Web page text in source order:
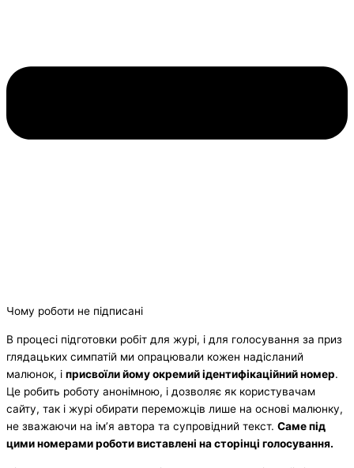
Чому роботи не підписані
В процесі підготовки робіт для журі, і для голосування за приз
глядацьких симпатій ми опрацювали кожен надісланий
малюнок, і присвоїли йому окремий ідентифікаційний номер.
Це робить роботу анонімною, і дозволяє як користувачам
сайту, так і журі обирати переможців лише на основі малюнку,
не зважаючи на ім’я автора та супровідний текст. Саме під
цими номерами роботи виставлені на сторінці голосування.